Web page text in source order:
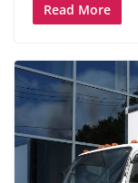
Read More